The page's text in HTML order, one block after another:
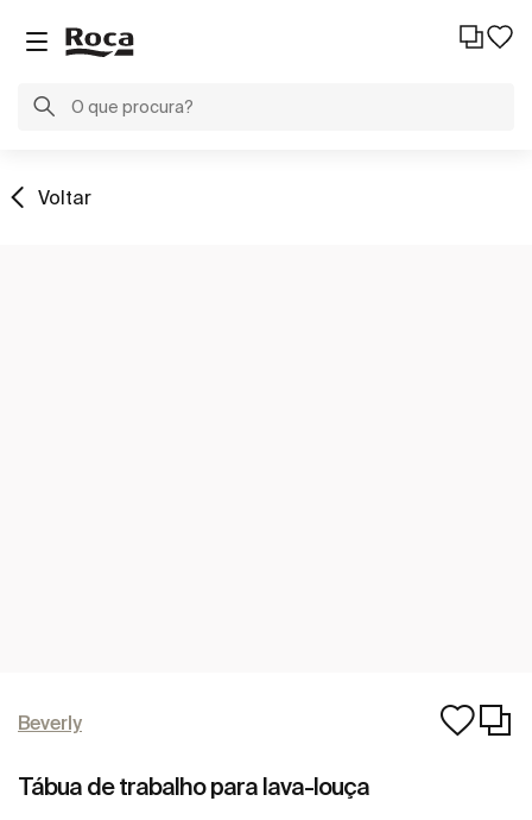
Voltar
Beverly
Tábua de trabalho para lava-louça